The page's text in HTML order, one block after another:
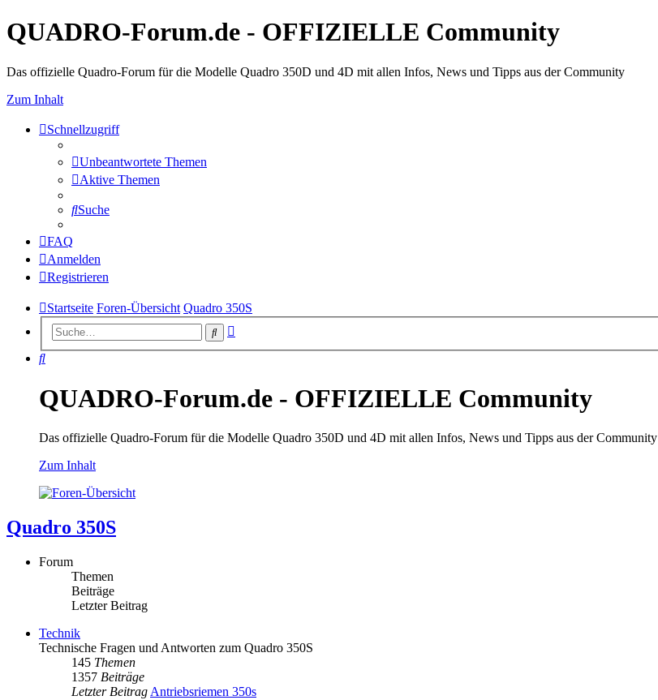
QUADRO-Forum.de - OFFIZIELLE Community
Das offizielle Quadro-Forum für die Modelle Quadro 350D und 4D mit allen Infos, News und Tipps aus der Community
Zum Inhalt
Schnellzugriff
Unbeantwortete Themen
Aktive Themen
Suche
FAQ
Anmelden
Registrieren
Startseite Foren-Übersicht Quadro 350S
Suche
Suche
QUADRO-Forum.de - OFFIZIELLE Community
Das offizielle Quadro-Forum für die Modelle Quadro 350D und 4D mit allen Infos, News und Tipps aus der Community
Zum Inhalt
Quadro 350S
Forum
Themen
Beiträge
Letzter Beitrag
Technik
Technische Fragen und Antworten zum Quadro 350S
145 Themen
1357 Beiträge
Letzter Beitrag Antriebsriemen 350s